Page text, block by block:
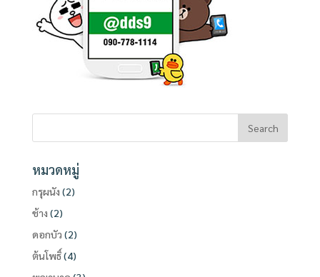
หมวดหมู่
กรุผนัง (2)
ช้าง (2)
ดอกบัว (2)
ต้นโพธิ์(4)